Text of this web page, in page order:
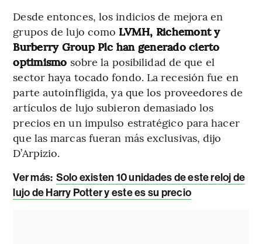
Desde entonces, los indicios de mejora en
grupos de lujo como LVMH, Richemont y
Burberry Group Plc han generado cierto
optimismo sobre la posibilidad de que el
sector haya tocado fondo. La recesión fue en
parte autoinfligida, ya que los proveedores de
artículos de lujo subieron demasiado los
precios en un impulso estratégico para hacer
que las marcas fueran más exclusivas, dijo
D’Arpizio.
Ver más: Solo existen 10 unidades de este reloj de
lujo de Harry Potter y este es su precio